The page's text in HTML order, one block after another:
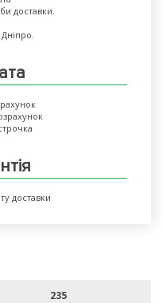
доставки.
доставки
235